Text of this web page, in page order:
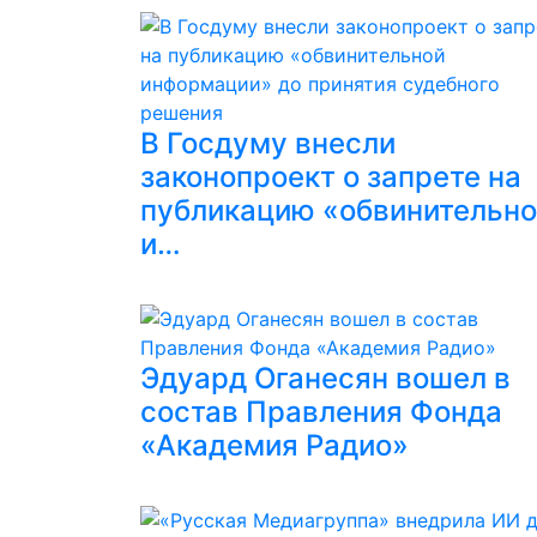
В Госдуму внесли
законопроект о запрете на
публикацию
и…
Эдуард Оганесян вошел в
состав Правления Фонда
«Академия Радио»